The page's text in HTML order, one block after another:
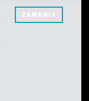
ZAMKNIJ